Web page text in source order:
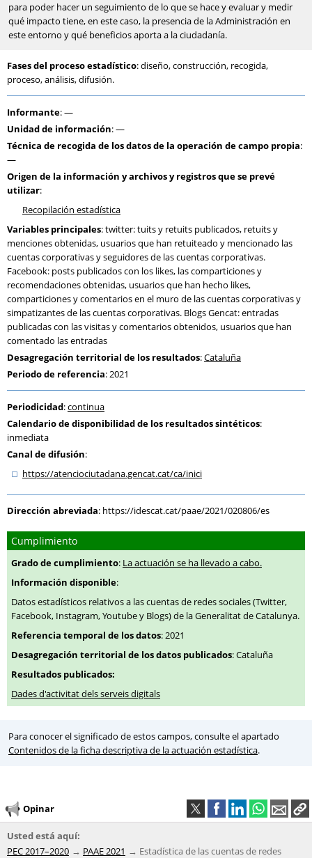
para poder hacer un seguimiento de lo que se hace y evaluar y medir
qué impacto tiene, en este caso, la presencia de la Administración en
este entorno y qué beneficios aporta a la ciudadanía.
Fases del proceso estadístico: diseño, construcción, recogida,
proceso, análisis, difusión.
Informante: —
Unidad de información: —
Técnica de recogida de los datos de la operación de campo propia:
—
Origen de la información y archivos y registros que se prevé
utilizar:
Recopilación estadística
Variables principales: twitter: tuits y retuits publicados, retuits y
menciones obtenidas, usuarios que han retuiteado y mencionado las
cuentas corporativas y seguidores de las cuentas corporativas.
Facebook: posts publicados con los likes, las comparticiones y
recomendaciones obtenidas, usuarios que han hecho likes,
comparticiones y comentarios en el muro de las cuentas corporativas y
simpatizantes de las cuentas corporativas. Blogs Gencat: entradas
publicadas con las visitas y comentarios obtenidos, usuarios que han
comentado las entradas
Desagregación territorial de los resultados:Cataluña
Periodo de referencia: 2021
Periodicidad:continua
Calendario de disponibilidad de los resultados sintéticos:
inmediata
Canal de difusión:
https://atenciociutadana.gencat.cat/ca/inici
Dirección abreviada: https://idescat.cat/paae/2021/020806/es
Cumplimiento
Grado de cumplimiento: La actuación se ha llevado a cabo.
Información disponible:
Datos estadísticos relativos a las cuentas de redes sociales (Twitter,
Facebook, Instagram, Youtube y Blogs) de la Generalitat de Catalunya.
Referencia temporal de los datos: 2021
Desagregación territorial de los datos publicados: Cataluña
Resultados publicados:
Dades d'activitat dels serveis digitals
Para conocer el significado de estos campos, consulte el apartado
Contenidos de la ficha descriptiva de la actuación estadística.
Opinar
Usted está aquí:
PEC 2017–2020
PAAE 2021
Estadística de las cuentas de redes